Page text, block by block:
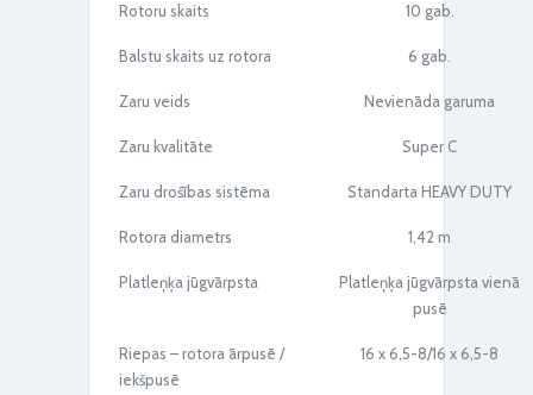
PÖTTINGER HIT ārdītājs ar 10/12 rotoriem
PÖTTINGER HIT ārdītājs ar 10/12 rotoriem
Rotoru skaits 10 gab.
Balstu skaits uz rotora 6 gab.
Zaru veids Nevienāda garuma
Zaru kvalitāte Super C
Zaru drošības sistēma Standarta HEAVY DUTY
Rotora diametrs 1,42 m
Platleņķa jūgvārpsta
Platleņķa jūgvārpsta vienā
pusē
Riepas – rotora ārpusē /
iekšpusē
16 x 6,5-8/16 x 6,5-8